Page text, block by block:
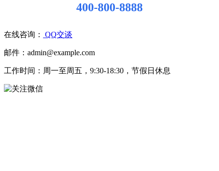
400-800-8888
在线咨询： QQ交谈
邮件：admin@example.com
工作时间：周一至周五，9:30-18:30，节假日休息